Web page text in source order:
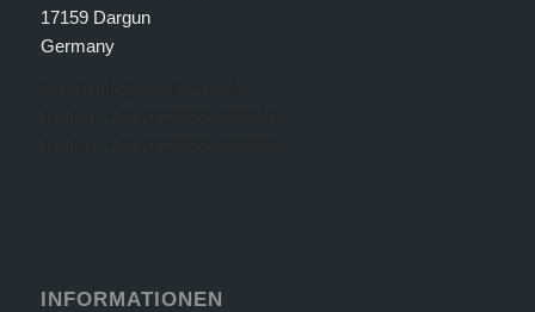
17159 Dargun
Germany
INFORMATIONEN